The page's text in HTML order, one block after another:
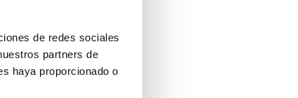
de redes sociales
partners de
haya proporcionado o